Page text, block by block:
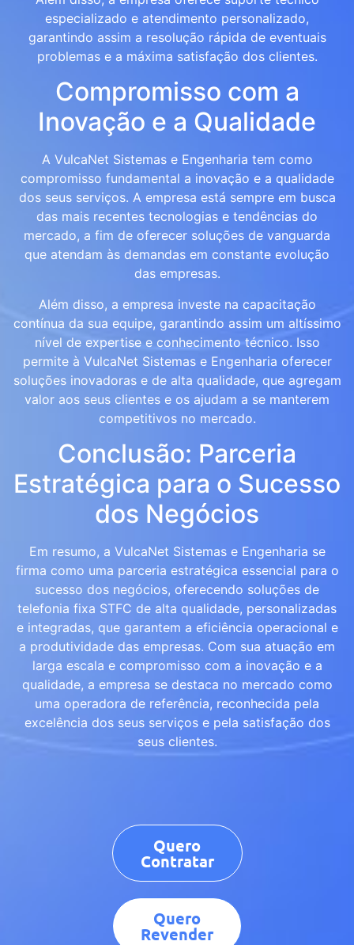
especializado e atendimento personalizado,
garantindo assim a resolução rápida de eventuais
problemas e a máxima satisfação dos clientes.
Compromisso com a
Inovação e a Qualidade
A VulcaNet Sistemas e Engenharia tem como
compromisso fundamental a inovação e a qualidade
dos seus serviços. A empresa está sempre em busca
das mais recentes tecnologias e tendências do
mercado, a fim de oferecer soluções de vanguarda
que atendam às demandas em constante evolução
das empresas.
Além disso, a empresa investe na capacitação
contínua da sua equipe, garantindo assim um altíssimo
nível de expertise e conhecimento técnico. Isso
permite à VulcaNet Sistemas e Engenharia oferecer
soluções inovadoras e de alta qualidade, que agregam
valor aos seus clientes e os ajudam a se manterem
competitivos no mercado.
Conclusão: Parceria
Estratégica para o Sucesso
dos Negócios
Em resumo, a VulcaNet Sistemas e Engenharia se
firma como uma parceria estratégica essencial para o
sucesso dos negócios, oferecendo soluções de
telefonia fixa STFC de alta qualidade, personalizadas
e integradas, que garantem a eficiência operacional e
a produtividade das empresas. Com sua atuação em
larga escala e compromisso com a inovação e a
qualidade, a empresa se destaca no mercado como
uma operadora de referência, reconhecida pela
excelência dos seus serviços e pela satisfação dos
seus clientes.
Quero
Contratar
Quero
Revender